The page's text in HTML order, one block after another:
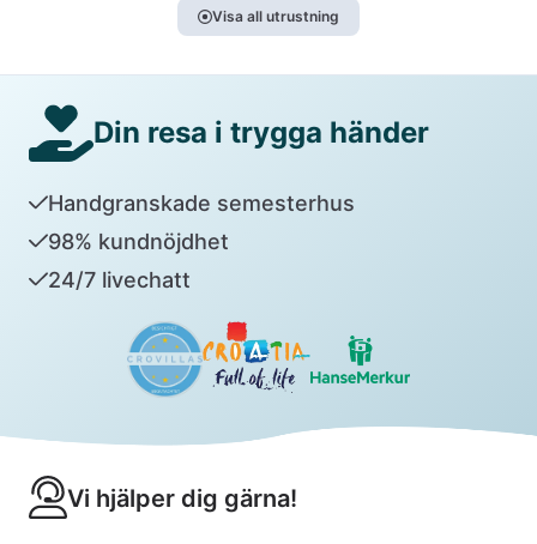
Visa all utrustning
Din resa i trygga händer
Handgranskade semesterhus
98% kundnöjdhet
24/7 livechatt
Vi hjälper dig gärna!